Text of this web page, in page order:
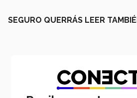
SEGURO QUERRÁS LEER